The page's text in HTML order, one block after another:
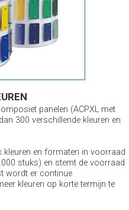
panelen (ACPXL met
300 verschillende kleuren en
kleuren en formaten in voorraad
stuks) en stemt de voorraad
wordt er continue
kleuren op korte termijn te